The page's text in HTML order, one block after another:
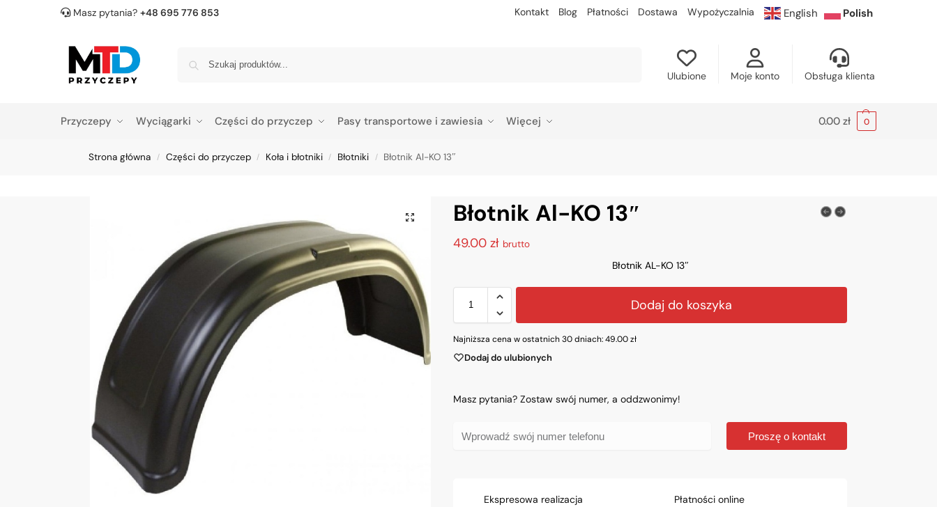
Masz pytania? +48 695 776 853 Kontakt Blog Płatności Dostawa Wypożyczalnia English Polish
Ulubione Moje konto Obsługa klienta
Przyczepy Wyciągarki Części do przyczep Pasy transportowe i zawiesia Więcej 0.00 zł 0
Strona główna / Części do przyczep / Koła i błotniki / Błotniki / Błotnik Al-KO 13″
Błotnik Al-KO 13″
49.00zł brutto
Błotnik AL-KO 13″
Dodaj do koszyka
Najniższa cena w ostatnich 30 dniach:49.00zł
Dodaj do ulubionych
Masz pytania? Zostaw swój numer, a oddzwonimy!
Proszę o kontakt
Ekspresowa realizacja Płatności online